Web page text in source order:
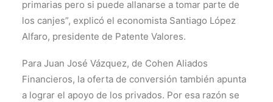
primarias pero si puede allanarse a tomar parte de
los canjes”, explicó el economista Santiago López
Alfaro, presidente de Patente Valores.
Para Juan José Vázquez, de Cohen Aliados
Financieros, la oferta de conversión también apunta
a lograr el apoyo de los privados. Por esa razón se